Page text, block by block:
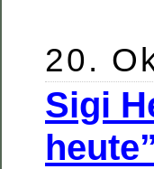
20.
Sigi
heute”